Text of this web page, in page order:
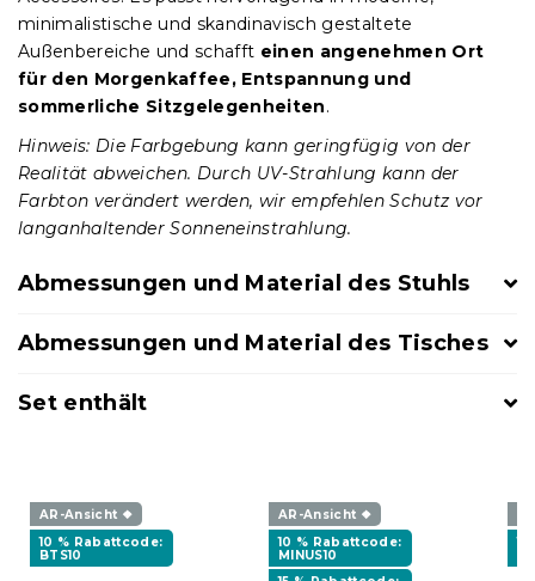
minimalistische und skandinavisch gestaltete
Außenbereiche und schafft einen angenehmen Ort
für den Morgenkaffee, Entspannung und
sommerliche Sitzgelegenheiten.
Hinweis: Die Farbgebung kann geringfügig von der
Realität abweichen. Durch UV-Strahlung kann der
Farbton verändert werden, wir empfehlen Schutz vor
langanhaltender Sonneneinstrahlung.
Abmessungen und Material des Stuhls
Abmessungen und Material des Tisches
Set enthält
AR-Ansicht ❖
10 % Rabattcode:
BTS10
AR-Ansicht ❖
10 % Rabattcode:
MINUS10